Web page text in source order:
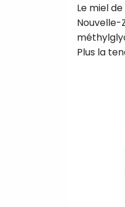
Le miel
Nouvelle-
Plus la